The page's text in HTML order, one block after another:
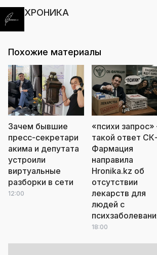
ХРОНИКА
Похожие материалы
Зачем бывшие
пресс-секретари
акима и депутата
устроили
виртуальные
разборки в сети
12:00
«психи
такой ответ СК-
Фармация
направила
Hronika.kz об
отсутствии
лекарств для
людей с
18:00